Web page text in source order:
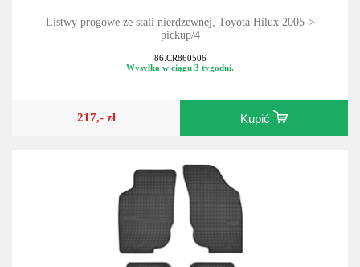
Listwy progowe ze stali nierdzewnej, Toyota Hilux 2005->
pickup/4
86.CR860506
Wysyłka w ciągu 3 tygodni.
217,- zł Kupić